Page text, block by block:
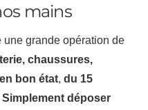
mains
une grande opération de
chaussures,
bon état,du 15
déposer